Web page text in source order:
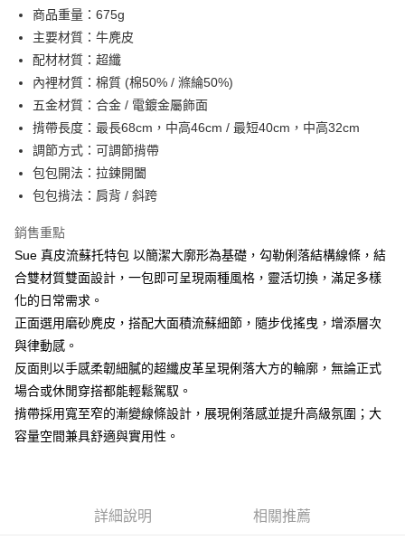
全盈+PAY
大哥付你分期
相關說明
【大哥付你分期使用說明】
1.本服務由台灣大哥大提供，台灣大哥大用戶可立即使用無須另外申請。
2.付款方式選擇「大哥付你分期」，訂單成立後會自動跳轉到大哥付的交易
流程，驗證手機門號後，選擇欲分期的期數、繳款截止日，確認付款後即完
成交易。
3.實際核准額度、可分期數及費用金額請依後續交易確認頁面所載為準。
消。如遇「轉專審核」未通過狀況，表示未達大哥付你分期系統評分，恕無
【繳款方式說明】
1.分期款項不併入電信帳單，「大哥付你分期」於每月結算日後寄送繳費提
2.透過簡訊連結打開帳單後，可選擇「超商條碼／台灣大直營門市／銀行轉
帳／街口支付／iPASS MONEY」等通路繳費。
【注意事項】
1.本服務係由「台灣大哥大股份有限公司」（以下簡稱本公司）所提供，讓
用戶於交易時，得透過本服務購買商品或服務，並由商店將買賣／分期付款
2.基於同意付款使用「大哥付你分期」之契約關係目的，商店將以您的個人
資料（包含姓名、電話或地址）提供予台灣大哥大進項蒐集、處理及利用，
由本公司與您本人進行分期帳單所需資料之確認、核對及更正。
3.完整用戶服務條款，請詳閱以下連結：
AFTEE先享後付
相關說明
【關於「AFTEE先享後付」】
AFTEE先享後付是「在收到商品之後才付款」的支付方式。 讓您購物簡單
便利好安心！
１．簡單：不需註冊會員、不需綁卡、不需儲值。
３．安心：先確認商品／服務後，再付款。
【「AFTEE先享後付」結帳流程】
１．於結帳方式選擇「AFTEE先享後付」後，將跳轉至「AFTEE先享後付」
２．訂單成立數日內，您將收到繳費通知簡訊。
３．收到繳費通知簡訊後14天內，點擊此簡訊中的連結，可透過四大超商／
ATM／網路銀行／等多元方式進行付款，方視為交易完成。
※ 請注意：結帳手續完成當下不需立刻繳費，但若您需要取消訂單，請聯絡
購買商品的店家。未經商家同意取消之訂單仍視為有效，需透過AFTEE先享
後付繳納相關費用。
是否繳費成功／繳費後需取消欲退款等相關疑問，請聯繫「AFTEE先享後付
客戶支援中心」https://netprotections.freshdesk.com/support/home
權轉讓予恩沛科技股份有限公司。
ATM付款
運送方式
付款後全家取貨
每筆NT$70，滿NT$899(含以上)免運費
付款後7-11取貨
宅配
每筆NT$100，滿NT$1,000(含以上)免運費
京站台北店客服中心(1F星巴克旁) 即日起不提供京站紙袋，取件時
請自備購物袋，若需購買紙袋可現場詢問
商品重量：675g
主要材質：牛麂皮
配材材質：超纖
內裡材質：棉質 (棉50% / 滌綸50%)
五金材質：合金 / 電鍍金屬飾面
揹帶長度：最長68cm，中高46cm / 最短40cm，中高32cm
調節方式：可調節揹帶
包包開法：拉鍊開闔
包包揹法：肩背 / 斜跨
銷售重點
Sue 真皮流蘇托特包 以簡潔大廓形為基礎，勾勒俐落結構線條，結
合雙材質雙面設計，一包即可呈現兩種風格，靈活切換，滿足多樣
化的日常需求。
正面選用磨砂麂皮，搭配大面積流蘇細節，隨步伐搖曳，增添層次
與律動感。
反面則以手感柔韌細膩的超纖皮革呈現俐落大方的輪廓，無論正式
場合或休閒穿搭都能輕鬆駕馭。
揹帶採用寬至窄的漸變線條設計，展現俐落感並提升高級氛圍；大
容量空間兼具舒適與實用性。
詳細說明 相關推薦